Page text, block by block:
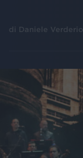
di Daniele Verderio